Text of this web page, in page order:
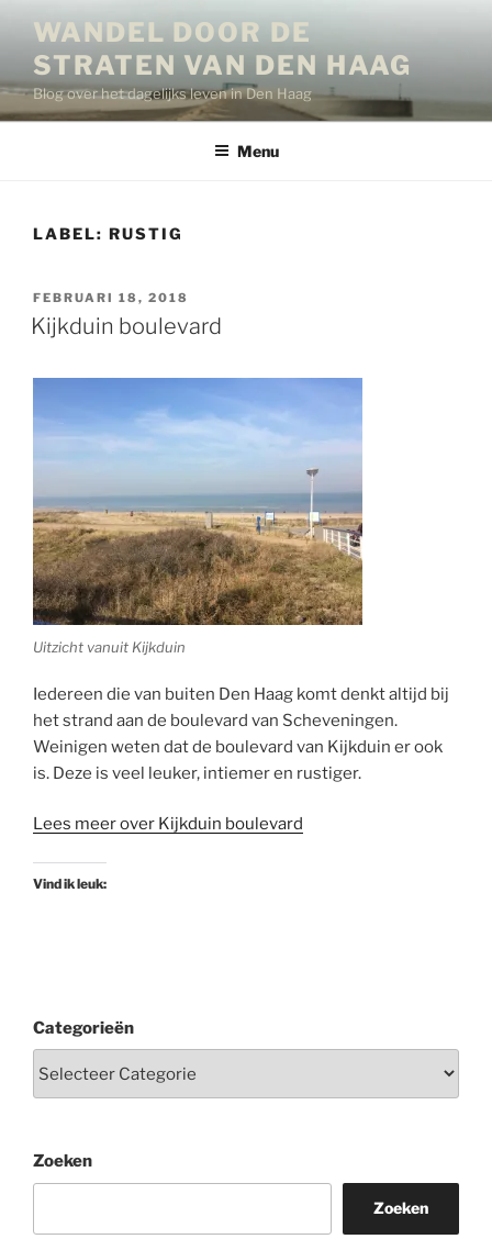
inhoud
WANDEL DOOR DE
STRATEN VAN DEN HAAG
Blog over het dagelijks leven in Den Haag
Menu
LABEL: RUSTIG
GEPLAATST
OP
FEBRUARI 18, 2018
Kijkduin boulevard
Uitzicht vanuit Kijkduin
Iedereen die van buiten Den Haag komt denkt altijd bij
het strand aan de boulevard van Scheveningen.
Weinigen weten dat de boulevard van Kijkduin er ook
is. Deze is veel leuker, intiemer en rustiger.
Lees meer over Kijkduin boulevard
Vind ik leuk:
Categorieën
Zoeken
Zoeken